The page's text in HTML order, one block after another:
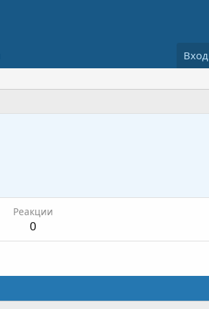
Вход
Реакции
0